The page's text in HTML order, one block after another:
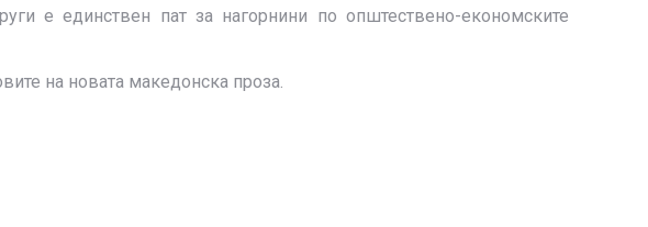
е единствен пат за нагорнини по општествено-економските
на новата македонска проза.